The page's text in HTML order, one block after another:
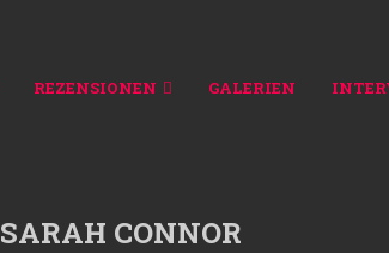
REZENSIONEN GALERIEN
SARAH CONNOR